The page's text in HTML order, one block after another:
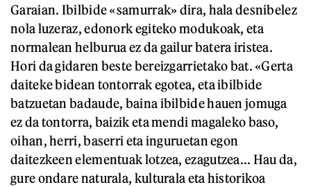
Garaian. Ibilbide «samurrak» dira, hala desnibelez
nola luzeraz, edonork egiteko modukoak, eta
normalean helburua ez da gailur batera iristea.
Hori da gidaren beste bereizgarrietako bat. «Gerta
daiteke bidean tontorrak egotea, eta ibilbide
batzuetan badaude, baina ibilbide hauen jomuga
ez da tontorra, baizik eta mendi magaleko baso,
oihan, herri, baserri eta inguruetan egon
daitezkeen elementuak lotzea, ezagutzea... Hau da,
gure ondare naturala, kulturala eta historikoa